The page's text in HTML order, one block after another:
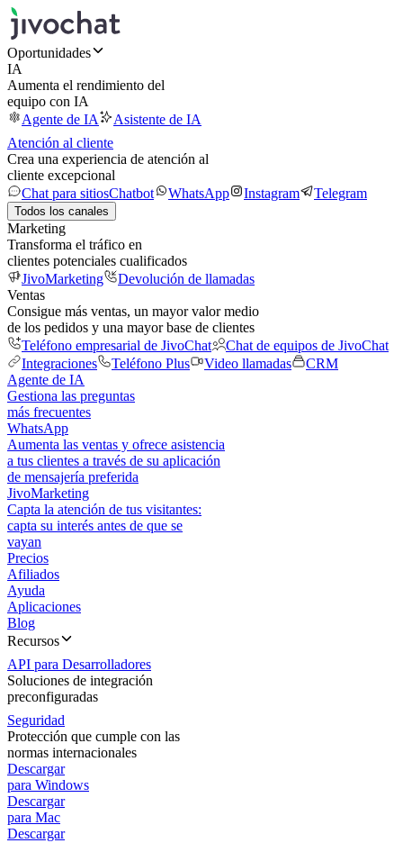
Oportunidades
IA
Aumenta el rendimiento del
equipo con IA
Agente de IA
Asistente de IA
Atención al cliente
Crea una experiencia de atención al
cliente excepcional
Chat para sitiosChatbot WhatsApp Instagram Telegram
Todos los canales
Marketing
Transforma el tráfico en
clientes potenciales cualificados
JivoMarketing
Devolución de llamadas
Ventas
Consigue más ventas, un mayor valor medio
de los pedidos y una mayor base de clientes
Teléfono empresarial de JivoChat
Chat de equipos de JivoChat
Integraciones
Teléfono Plus Video llamadas
CRM
Agente de IA
Gestiona las preguntas
más frecuentes
WhatsApp
Aumenta las ventas y ofrece asistencia
a tus clientes a través de su aplicación
de mensajería preferida
JivoMarketing
Capta la atención de tus visitantes:
capta su interés antes de que se
vayan
Precios
Afiliados
Ayuda
Aplicaciones
Blog
Recursos
API para Desarrolladores
Soluciones de integración
preconfiguradas
Seguridad
Protección que cumple con las
normas internacionales
Descargar
para Windows
Descargar
para Mac
Descargar